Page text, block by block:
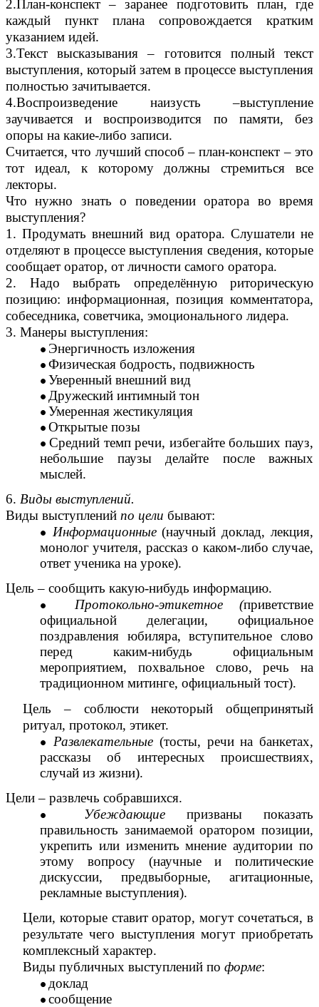
2.План-конспект – заранее подготовить план, где
каждый пункт плана сопровождается кратким
указанием идей.
3.Текст высказывания – готовится полный текст
выступления, который затем в процессе выступления
полностью зачитывается.
4.Воспроизведение наизусть –выступление
заучивается и воспроизводится по памяти, без
опоры на какие-либо записи.
Считается, что лучший способ – план-конспект – это
тот идеал, к которому должны стремиться все
лекторы.
Что нужно знать о поведении оратора во время
выступления?
1. Продумать внешний вид оратора. Слушатели не
отделяют в процессе выступления сведения, которые
сообщает оратор, от личности самого оратора.
2. Надо выбрать определённую риторическую
позицию: информационная, позиция комментатора,
собеседника, советчика, эмоционального лидера.
3. Манеры выступления:
Энергичность изложения
Физическая бодрость, подвижность
Уверенный внешний вид
Дружеский интимный тон
Умеренная жестикуляция
Открытые позы
Средний темп речи, избегайте больших пауз,
небольшие паузы делайте после важных
мыслей.
6. Виды выступлений.
Виды выступлений по цели бывают:
Информационные(научный доклад, лекция,
монолог учителя, рассказ о каком-либо случае,
ответ ученика на уроке).
Цель – сообщить какую-нибудь информацию.
Протокольно-этикетное (приветствие
официальной делегации, официальное
поздравления юбиляра, вступительное слово
перед каким-нибудь официальным
мероприятием, похвальное слово, речь на
традиционном митинге, официальный тост).
Цель – соблюсти некоторый общепринятый
ритуал, протокол, этикет.
Развлекательные (тосты, речи на банкетах,
рассказы об интересных происшествиях,
случай из жизни).
Цели – развлечь собравшихся.
Убеждающие призваны показать
правильность занимаемой оратором позиции,
укрепить или изменить мнение аудитории по
этому вопросу (научные и политические
дискуссии, предвыборные, агитационные,
рекламные выступления).
Цели, которые ставит оратор, могут сочетаться, в
результате чего выступления могут приобретать
комплексный характер.
Виды публичных выступлений по форме:
доклад
сообщение